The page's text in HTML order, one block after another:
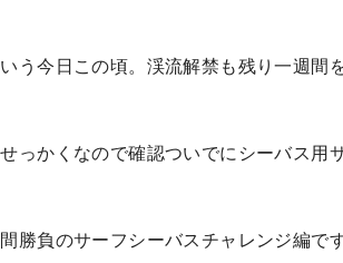
う今日この頃。渓流解禁も残り一週間
っかくなので確認ついでにシーバス用
勝負のサーフシーバスチャレンジ編です